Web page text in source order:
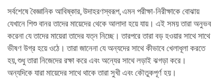
সর্বশেষে বৈজ্ঞানিক আবিষ্কার, উদাহরণস্বরূপ, এমন পরীক্ষা-নিরীক্ষাকে বোঝায়
যেখানে শিশু বানর তাদের মায়েদের থেকে আলাদা হয়ে যায়। এই সময় তারা অনুভব
করেনা যে তাদের মায়েরা তাদের যত্ন নিচ্ছে। তারপরে তারা বড় হওয়ার সাথে সাথে
ভীষণ উগ্র হয়ে ওঠে। তারা জানেনা যে অন্যদের সাথে কীভাবে খেলাধূলা করতে
হয়, শুধু তারা নিজেদের রক্ষা করে এবং অন্যের সাথে লড়াই ঝগড়া করে।
অন্যদিকে যারা মায়েদের সাথে থাকে তারা সুখী এবং কৌতুকপূর্ণ হয়।